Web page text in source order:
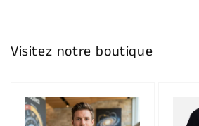
Visitez notre boutique